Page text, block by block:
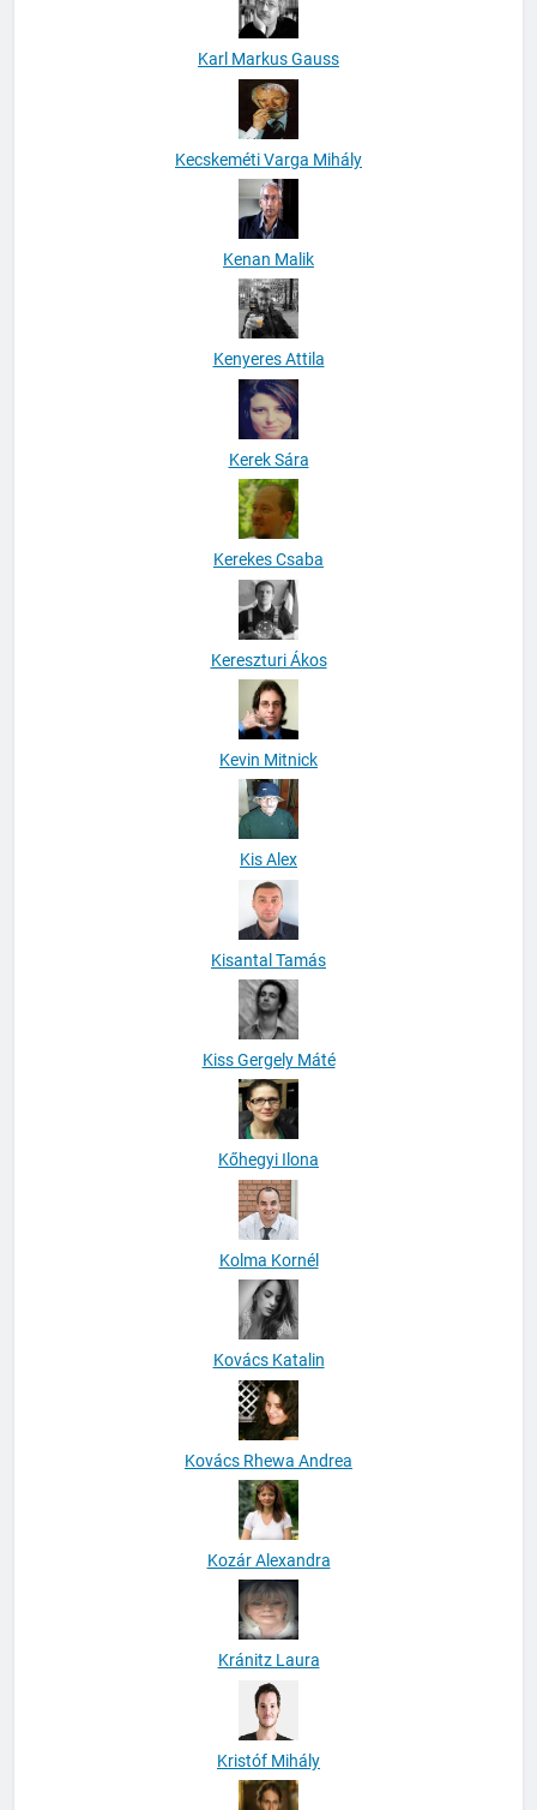
Karl Markus Gauss
Kecskeméti Varga Mihály
Kenan Malik
Kenyeres Attila
Kerek Sára
Kerekes Csaba
Kereszturi Ákos
Kevin Mitnick
Kis Alex
Kisantal Tamás
Kiss Gergely Máté
Kőhegyi Ilona
Kolma Kornél
Kovács Katalin
Kovács Rhewa Andrea
Kozár Alexandra
Kránitz Laura
Kristóf Mihály